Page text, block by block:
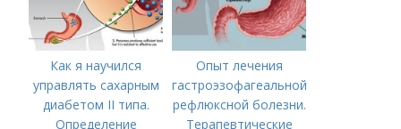
Как я научился
управлять сахарным
диабетом II типа.
Определение
Опыт лечения
гастроэзофагеальной
рефлюксной болезни.
Терапевтические